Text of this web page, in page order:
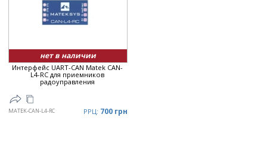
нет в наличии
Интерфейс UART-CAN Matek CAN-
L4-RC для приемников
радоуправления
MATEK-CAN-L4-RC РРЦ: 700 грн